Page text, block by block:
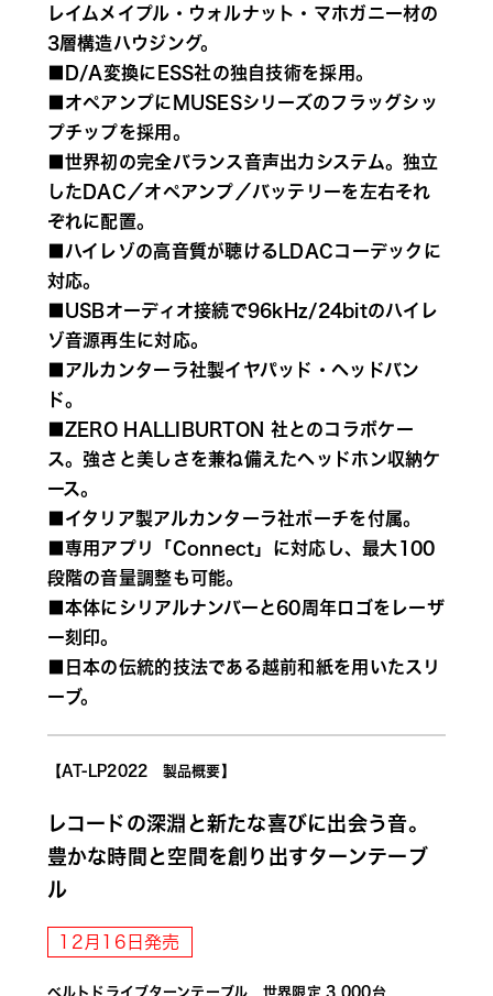
レイムメイプル・ウォルナット・マホガニー材の
3層構造ハウジング。
■D/A変換にESS社の独自技術を採用。
■オペアンプにMUSESシリーズのフラッグシッ
プチップを採用。
■世界初の完全バランス音声出力システム。独立
したDAC／オペアンプ／バッテリーを左右それ
ぞれに配置。
■ハイレゾの高音質が聴けるLDACコーデックに
対応。
■USBオーディオ接続で96kHz/24bitのハイレ
ゾ音源再生に対応。
■アルカンターラ社製イヤパッド・ヘッドバン
ド。
■ZERO HALLIBURTON 社とのコラボケー
ス。強さと美しさを兼ね備えたヘッドホン収納ケ
ース。
■イタリア製アルカンターラ社ポーチを付属。
■専用アプリ「Connect」に対応し、最大100
段階の音量調整も可能。
■本体にシリアルナンバーと60周年ロゴをレーザ
ー刻印。
■日本の伝統的技法である越前和紙を用いたスリ
ーブ。
【AT-LP2022　製品概要】
レコードの深淵と新たな喜びに出会う音。
豊かな時間と空間を創り出すターンテーブ
ル
12月16日発売
ベルトドライブターンテーブル　世界限定 3,000台